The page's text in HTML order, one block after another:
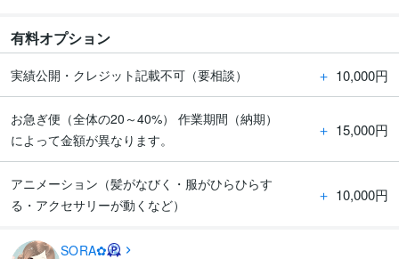
有料オプション
実績公開・クレジット記載不可（要相談） ＋ 10,000円
お急ぎ便（全体の20～40%） 作業期間（納期）
によって金額が異なります。
＋ 15,000円
アニメーション（髪がなびく・服がひらひらす
る・アクセサリーが動くなど）
＋ 10,000円
SORA✿